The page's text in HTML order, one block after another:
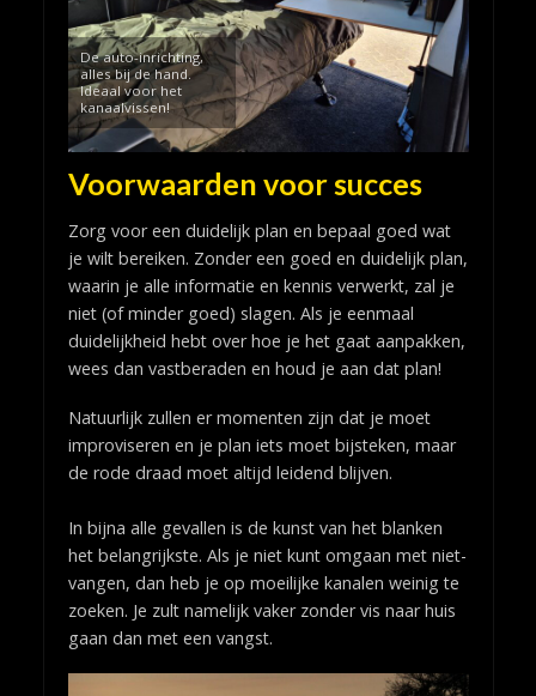
De auto-inrichting,
alles bij de hand.
Ideaal voor het
kanaalvissen!
Voorwaarden voor succes
Zorg voor een duidelijk plan en bepaal goed wat
je wilt bereiken. Zonder een goed en duidelijk plan,
waarin je alle informatie en kennis verwerkt, zal je
niet (of minder goed) slagen. Als je eenmaal
duidelijkheid hebt over hoe je het gaat aanpakken,
wees dan vastberaden en houd je aan dat plan!
Natuurlijk zullen er momenten zijn dat je moet
improviseren en je plan iets moet bijsteken, maar
de rode draad moet altijd leidend blijven.
In bijna alle gevallen is de kunst van het blanken
het belangrijkste. Als je niet kunt omgaan met niet-
vangen, dan heb je op moeilijke kanalen weinig te
zoeken. Je zult namelijk vaker zonder vis naar huis
gaan dan met een vangst.